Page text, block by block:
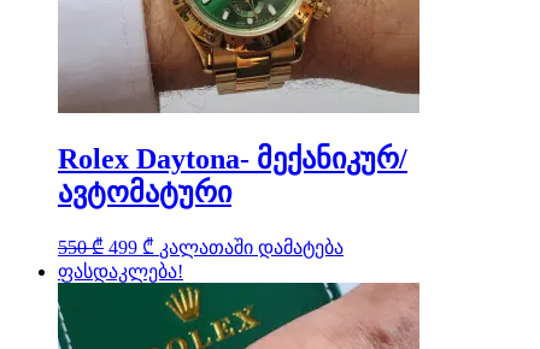
Rolex Daytona- მექანიკურ/
ავტომატური
550₾ Original
price
was:
499 ₾ Current
price
is:
499 ₾.
კალათაში დამატება
ფასდაკლება!